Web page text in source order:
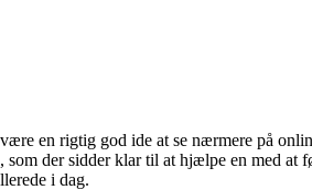
en rigtig god ide at se nærmere på
der sidder klar til at hjælpe en med
i dag.